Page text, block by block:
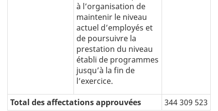
à l’organisation de
maintenir le niveau
actuel d’employés et
de poursuivre la
prestation du niveau
établi de programmes
jusqu’à la fin de
l’exercice.
Total des affectations approuvées 344 309 523